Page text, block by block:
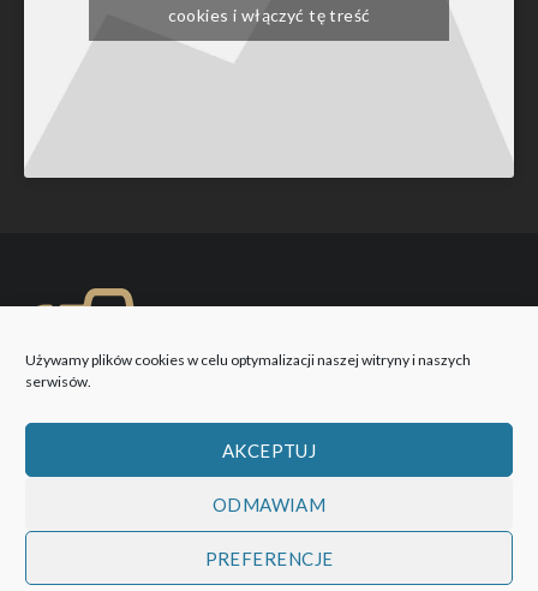
Używamy plików cookies w celu optymalizacji naszej witryny i naszych
serwisów.
AKCEPTUJ
ODMAWIAM
PREFERENCJE
cookies i włączyć tę treść
WOBIEKTYW © 2026 Wszystkie prawa zastrzeżone!